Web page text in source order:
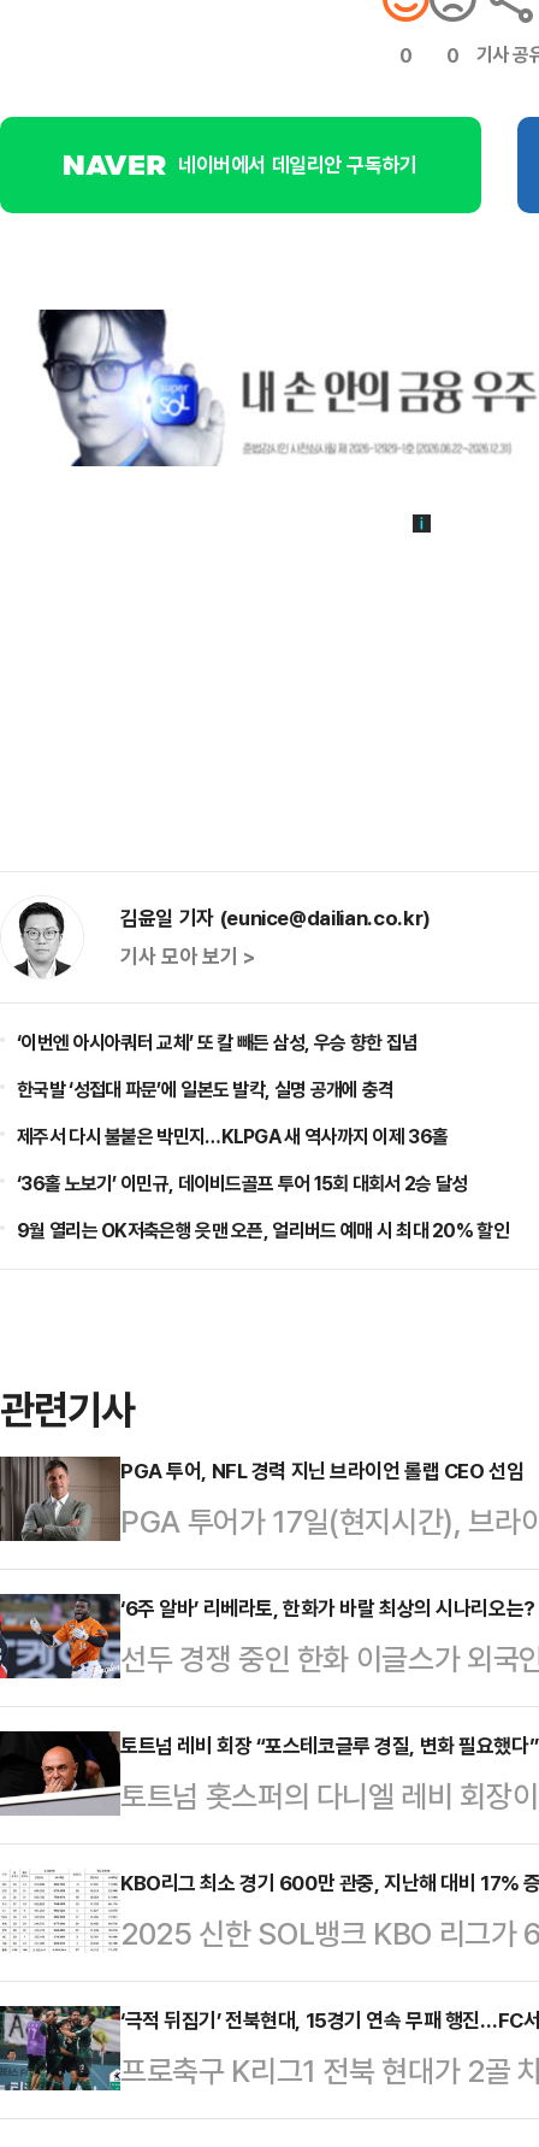
0 0 기사 공
네이버에서 데일리안 구독하기
김윤일 기자 (eunice@dailian.co.kr)
기사 모아 보기 >
‘이번엔 아시아쿼터 교체’ 또 칼 빼든 삼성, 우승 향한 집념
한국발 ‘성접대 파문’에 일본도 발칵, 실명 공개에 충격
제주서 다시 불붙은 박민지…KLPGA 새 역사까지 이제 36홀
‘36홀 노보기’ 이민규, 데이비드골프 투어 15회 대회서 2승 달성
9월 열리는 OK저축은행 읏맨 오픈, 얼리버드 예매 시 최대 20% 할인
관련기사
PGA 투어, NFL 경력 지닌 브라이언 롤랩 CEO 선임
PGA 투어가 17일(현지시간), 브라
CEO는 내셔널 풋볼 리그(NFL)에
하고 즐겁게 스포츠를 경험할 수 있
최근까지 NFL의 미디어 및 비즈
Business Officer)를 역임했다
담 스콧, 제이 모나한, 조 고더, 샘
일치 추천에 따라 브라이언 롤랩을
‘6주 알바’ 리베라토, 한화가 바랄 최상의 시나리오는?
선두 경쟁 중인 한화 이글스가 외국
일, 외국인 재활선수 명단에 오른
루이스 리베라토(30, 도미니카공
주이며 이 기간 총액 5만 달러를 받
“빠른 스윙 스피드를 바탕으로 강
수비 범위를 보유한 준수한 중견수
년 샌디에이고 파드리스에서 7경
즌을 뛰었고 통산 …
토트넘 레비 회장 “포스테코글루 경질, 변화 필요했다”
토트넘 홋스퍼의 다니엘 레비 회장
장을 밝혔다.레비 회장은 18일(한
스테코글루 감독 임명을 후회하지
즌에는 트로피(유로파리그)를 따내
다.이어 "하지만 우린 모든 대회에
적으로 어려운 결정이었지만, 클럽
다"고 설명했다.토트넘은 올 시즌
서는 출범 후 가장 낮은 …
KBO리그 최소 경기 600만 관중, 지난해 대비 17%
2025 신한 SOL뱅크 KBO 리그가
인 350경기, 시즌 일정 48.6%를
첫 1,000만 관중을 달성한 2024시
418경기만에 600만 관중을 달성
축해 경신했다.또한 6월 3일(화)
‘극적 뒤집기’ 전북현대, 15경기 연속 무패 행진…FC
프로축구 K리그1 전북 현대가 2골
17일 전주월드컵경기장에서 펼쳐